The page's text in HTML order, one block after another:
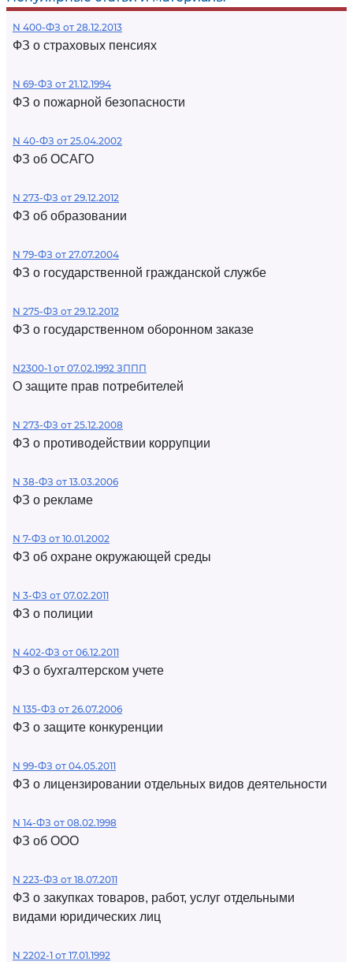
N 400-ФЗ от 28.12.2013
ФЗ о страховых пенсиях
N 69-ФЗ от 21.12.1994
ФЗ о пожарной безопасности
N 40-ФЗ от 25.04.2002
ФЗ об ОСАГО
N 273-ФЗ от 29.12.2012
ФЗ об образовании
N 79-ФЗ от 27.07.2004
ФЗ о государственной гражданской службе
N 275-ФЗ от 29.12.2012
ФЗ о государственном оборонном заказе
N2300-1 от 07.02.1992 ЗППП
О защите прав потребителей
N 273-ФЗ от 25.12.2008
ФЗ о противодействии коррупции
N 38-ФЗ от 13.03.2006
ФЗ о рекламе
N 7-ФЗ от 10.01.2002
ФЗ об охране окружающей среды
N 3-ФЗ от 07.02.2011
ФЗ о полиции
N 402-ФЗ от 06.12.2011
ФЗ о бухгалтерском учете
N 135-ФЗ от 26.07.2006
ФЗ о защите конкуренции
N 99-ФЗ от 04.05.2011
ФЗ о лицензировании отдельных видов деятельности
N 14-ФЗ от 08.02.1998
ФЗ об ООО
N 223-ФЗ от 18.07.2011
ФЗ о закупках товаров, работ, услуг отдельными
видами юридических лиц
N 2202-1 от 17.01.1992